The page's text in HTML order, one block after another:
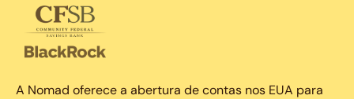
A Nomad oferece a abertura de contas nos EUA para